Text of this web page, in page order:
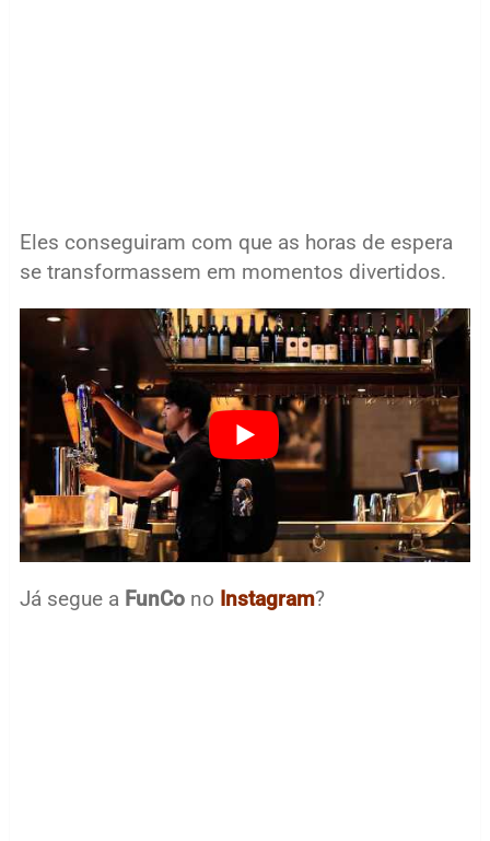
Eles conseguiram com que as horas de espera
se transformassem em momentos divertidos.
Já segue a FunCono Instagram?